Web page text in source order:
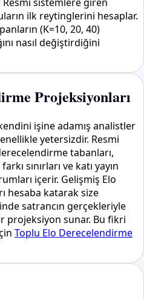
ilk reytinglerini hesaplar.
(K=10, 20, 40)
nasıl değiştirdiğini
Projeksiyonları
işine adamış analistler
yetersizdir. Resmi
tabanları,
sınırları ve katı yayın
içerir. Gelişmiş Elo
hesaba katarak size
satrancın gerçekleriyle
projeksiyon sunar. Bu fikri
Toplu Elo Derecelendirme